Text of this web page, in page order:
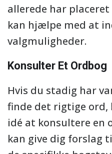
allerede har
kan hjælpe med at
valgmuligheder.
Konsulter Et Ordbog
Hvis du stadig har
finde det rigtige ord,
idé at konsultere en
kan give dig forslag